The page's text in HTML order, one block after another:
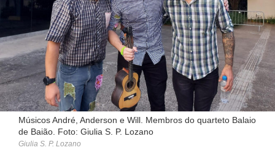
Músicos André, Anderson e Will. Membros do quarteto Balaio
de Baião. Foto: Giulia S. P. Lozano
Giulia S. P. Lozano